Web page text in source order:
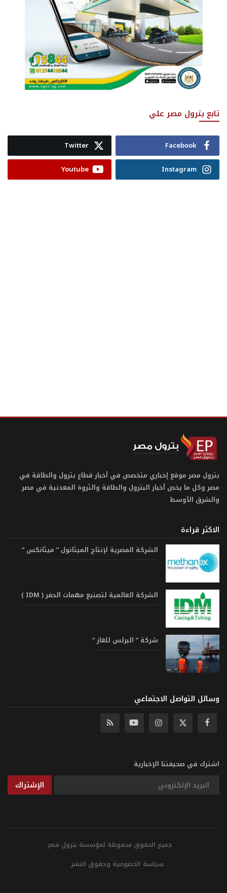
تابع بترول مصر علي
Facebook
Twitter
Instagram
Youtube
بترول مصر موقع إخباري متخصص في أخبار قطاع بترول والطاقة في
مصر وكل ما يخص أخبار البترول والطاقة والثروة المعدنية في مصر
والشرق الأوسط
الاكثر قراءة
الشركة المصرية لإنتاج الميثانول ” ميثانكس “
الشركة العالمية لتصنيع مهمات الحفر ( IDM )
شركة ” البرلس للغاز “
وسائل التواصل الاجتماعي
اشترك في صحيفتنا الإخبارية
الإشتراك
جميع الحقوق محفوظة لمؤسسة بترول مصر
سياسة الخصوصية وحقوق النشر